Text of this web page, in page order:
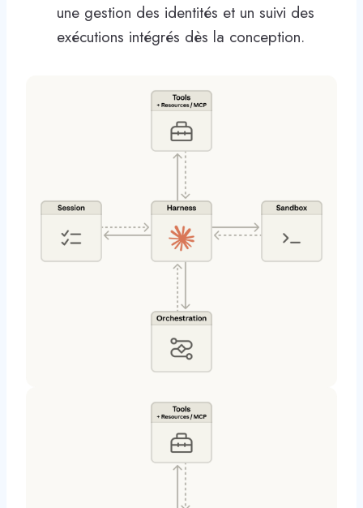
une gestion des identités et un suivi des
exécutions intégrés dès la conception.